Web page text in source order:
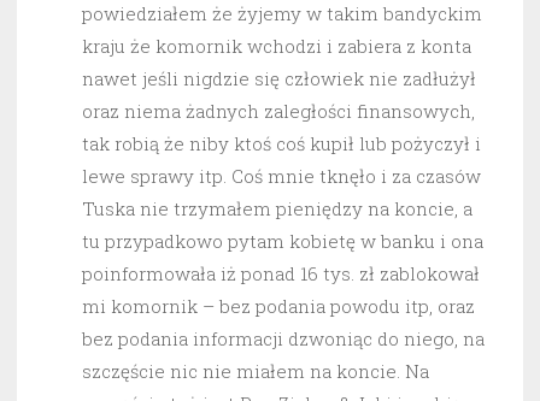
powiedziałem że żyjemy w takim bandyckim
kraju że komornik wchodzi i zabiera z konta
nawet jeśli nigdzie się człowiek nie zadłużył
oraz niema żadnych zaległości finansowych,
tak robią że niby ktoś coś kupił lub pożyczył i
lewe sprawy itp. Coś mnie tknęło i za czasów
Tuska nie trzymałem pieniędzy na koncie, a
tu przypadkowo pytam kobietę w banku i ona
poinformowała iż ponad 16 tys. zł zablokował
mi komornik – bez podania powodu itp, oraz
bez podania informacji dzwoniąc do niego, na
szczęście nic nie miałem na koncie. Na